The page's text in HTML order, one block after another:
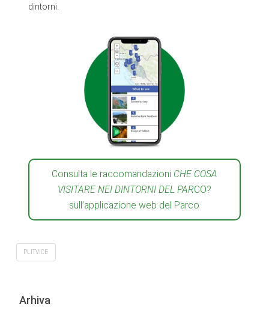
dintorni.
Consulta le raccomandazioni CHE COSA
VISITARE NEI DINTORNI DEL PARCO?
sull’applicazione web del Parco
PLITVICE
Arhiva